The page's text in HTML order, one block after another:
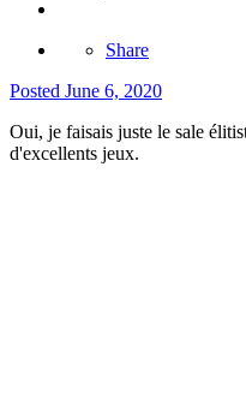
Share
Posted June 6, 2020
Oui, je faisais juste le sale
d'excellents jeux.